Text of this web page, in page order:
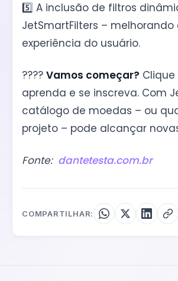
5️⃣ A inclusão de filtros
JetSmartFilters – melhorando
experiência do usuário.
???? Vamos começar?
aprenda e se inscreva. Com
catálogo de moedas – ou
projeto – pode alcançar
Fonte: dantetesta.com.br
COMPARTILHAR: